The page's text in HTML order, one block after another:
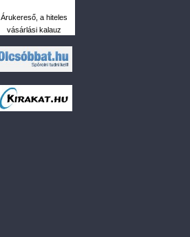
Árukereső, a hiteles
vásárlási kalauz